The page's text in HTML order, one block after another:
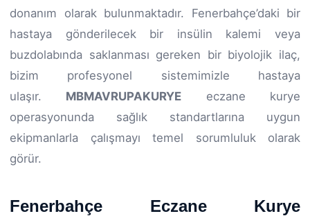
donanım olarak bulunmaktadır. Fenerbahçe’daki bir
hastaya gönderilecek bir insülin kalemi veya
buzdolabında saklanması gereken bir biyolojik ilaç,
bizim profesyonel sistemimizle hastaya
ulaşır. MBMAVRUPAKURYE eczane kurye
operasyonunda sağlık standartlarına uygun
ekipmanlarla çalışmayı temel sorumluluk olarak
görür.
Fenerbahçe Eczane Kurye